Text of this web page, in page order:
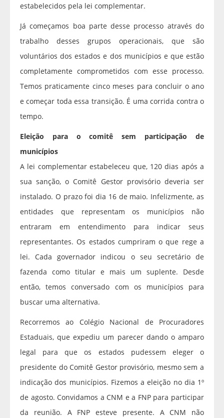
estabelecidos pela lei complementar.
Já começamos boa parte desse processo através do
trabalho desses grupos operacionais, que são
voluntários dos estados e dos municípios e que estão
completamente comprometidos com esse processo.
Temos praticamente cinco meses para concluir o ano
e começar toda essa transição. É uma corrida contra o
tempo.
Eleição para o comitê sem participação de
municípios
A lei complementar estabeleceu que, 120 dias após a
sua sanção, o Comitê Gestor provisório deveria ser
instalado. O prazo foi dia 16 de maio. Infelizmente, as
entidades que representam os municípios não
entraram em entendimento para indicar seus
representantes. Os estados cumpriram o que rege a
lei. Cada governador indicou o seu secretário de
fazenda como titular e mais um suplente. Desde
então, temos conversado com os municípios para
buscar uma alternativa.
Recorremos ao Colégio Nacional de Procuradores
Estaduais, que expediu um parecer dando o amparo
legal para que os estados pudessem eleger o
presidente do Comitê Gestor provisório, mesmo sem a
indicação dos municípios. Fizemos a eleição no dia 1º
de agosto. Convidamos a CNM e a FNP para participar
da reunião. A FNP esteve presente. A CNM não